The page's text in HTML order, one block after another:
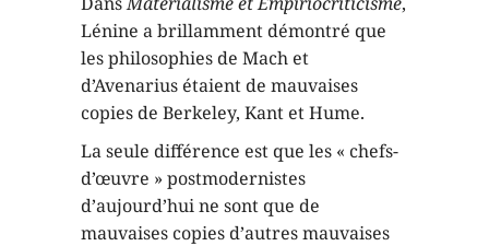
Lénine a brillamment démontré que
les philosophies de Mach et
d’Avenarius étaient de mauvaises
copies de Berkeley, Kant et Hume.
La seule différence est que les « chefs-
d’œuvre » postmodernistes
d’aujourd’hui ne sont que de
mauvaises copies d’autres mauvaises